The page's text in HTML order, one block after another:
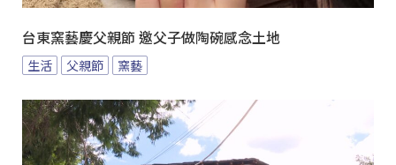
台東窯藝慶父親節 邀父子做陶碗感念土地
生活 父親節 窯藝